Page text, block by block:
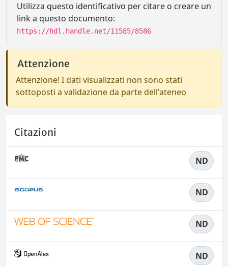
Utilizza questo identificativo per citare o creare un
link a questo documento:
https://hdl.handle.net/11585/8586
Attenzione
Attenzione! I dati visualizzati non sono stati
sottoposti a validazione da parte dell'ateneo
Citazioni
ND
ND
ND
ND